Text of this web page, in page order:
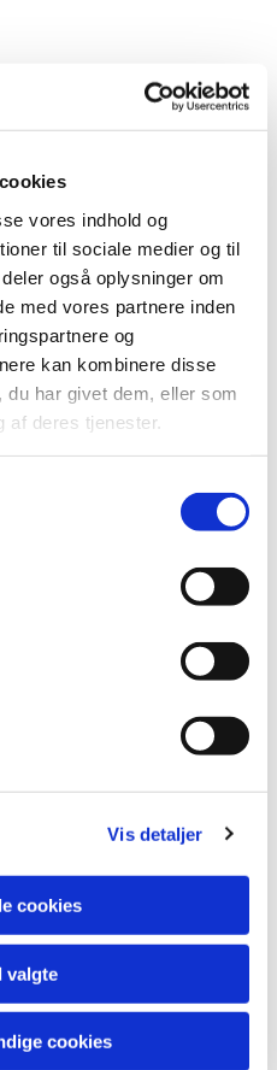
vores indhold og
til sociale medier og til
også oplysninger om
med vores partnere inden
og
kan kombinere disse
du har givet dem, eller som
af deres tjenester.
Vis detaljer
cookies
valgte
cookies